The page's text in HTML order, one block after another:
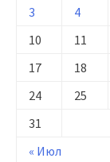
« Июл
3
4
10
11
17
18
24
25
31